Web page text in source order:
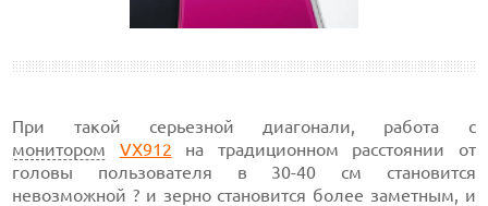
При такой серьезной диагонали, работа с
монитором
VX912 на традиционном расстоянии от
головы пользователя в 30-40 см становится
невозможной ? и зерно становится более заметным, и